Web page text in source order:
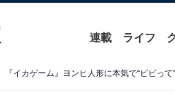
連載 ライフ
『イカゲーム』ヨンヒ人形に本気で“ビビっ